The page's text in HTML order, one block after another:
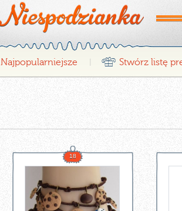
Najpopularniejsze r Stwórz listę
18